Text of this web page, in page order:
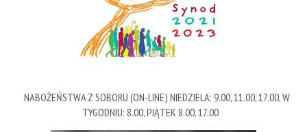
NABOŻEŃSTWA Z SOBORU (ON-LINE) NIEDZIELA: 9.00, 11.00, 17.00, W
TYGODNIU: 8.00, PIĄTEK 8.00, 17.00